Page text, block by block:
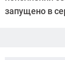
запущено в